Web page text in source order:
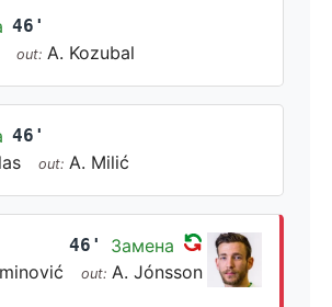
46'
out: A. Kozubal
46'
out: A. Milić
46' Замена
out: A. Jónsson